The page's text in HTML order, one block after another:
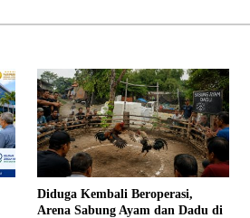
Diduga Kembali Beroperasi,
Arena Sabung Ayam dan Dadu di